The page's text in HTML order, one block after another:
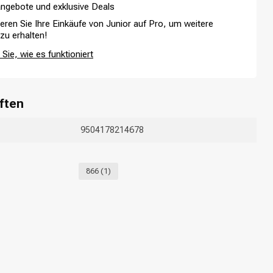
Haarfärbung
und exklusive Deals
Sie Ihre Einkäufe von Junior auf Pro, um weitere
erhalten!
Sie, wie es funktioniert
9504178214678
866 (1)